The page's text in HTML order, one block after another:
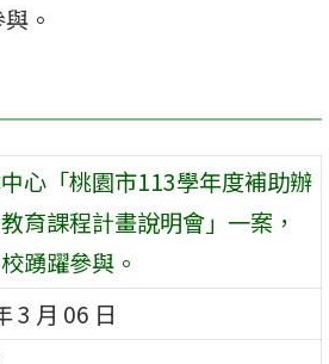
。
心「桃園市113學年度補助辦
育課程計畫說明會」一案，
踴躍參與。
3 月 06 日